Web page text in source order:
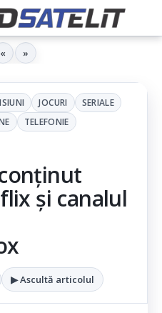
JOCURI
SERIALE
TELEFONIE
și canalul
▶ Ascultă articolul
« »